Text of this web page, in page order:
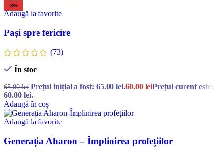
-8%
Adaugă la favorite
Pași spre fericire
(73)
În stoc
65.00lei Prețul inițial a fost: 65.00 lei.60.00 leiPrețul curent este:
60.00 lei.
Adaugă în coș
Adaugă la favorite
Generația Aharon – Împlinirea profețiilor